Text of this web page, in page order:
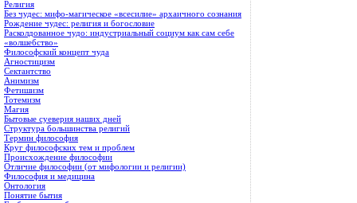
Религия
Без чудес: мифо-магическое «всесилие» архаичного сознания
Рождение чудес: религия и богословие
Расколдованное чудо: индустриальный социум как сам себе
«волшебство»
Философский концепт чуда
Агностицизм
Сектантство
Анимизм
Фетишизм
Тотемизм
Магия
Бытовые суеверия наших дней
Структура большинства религий
Термин философия
Круг философских тем и проблем
Происхождение философии
Отличие философии (от мифологии и религии)
Философия и медицина
Онтология
Понятие бытия